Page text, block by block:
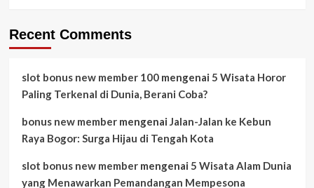
Recent Comments
slot bonus new member 100mengenai 5 Wisata Horor
Paling Terkenal di Dunia, Berani Coba?
bonus new membermengenai Jalan-Jalan ke Kebun
Raya Bogor: Surga Hijau di Tengah Kota
slot bonus new membermengenai 5 Wisata Alam Dunia
yang Menawarkan Pemandangan Mempesona